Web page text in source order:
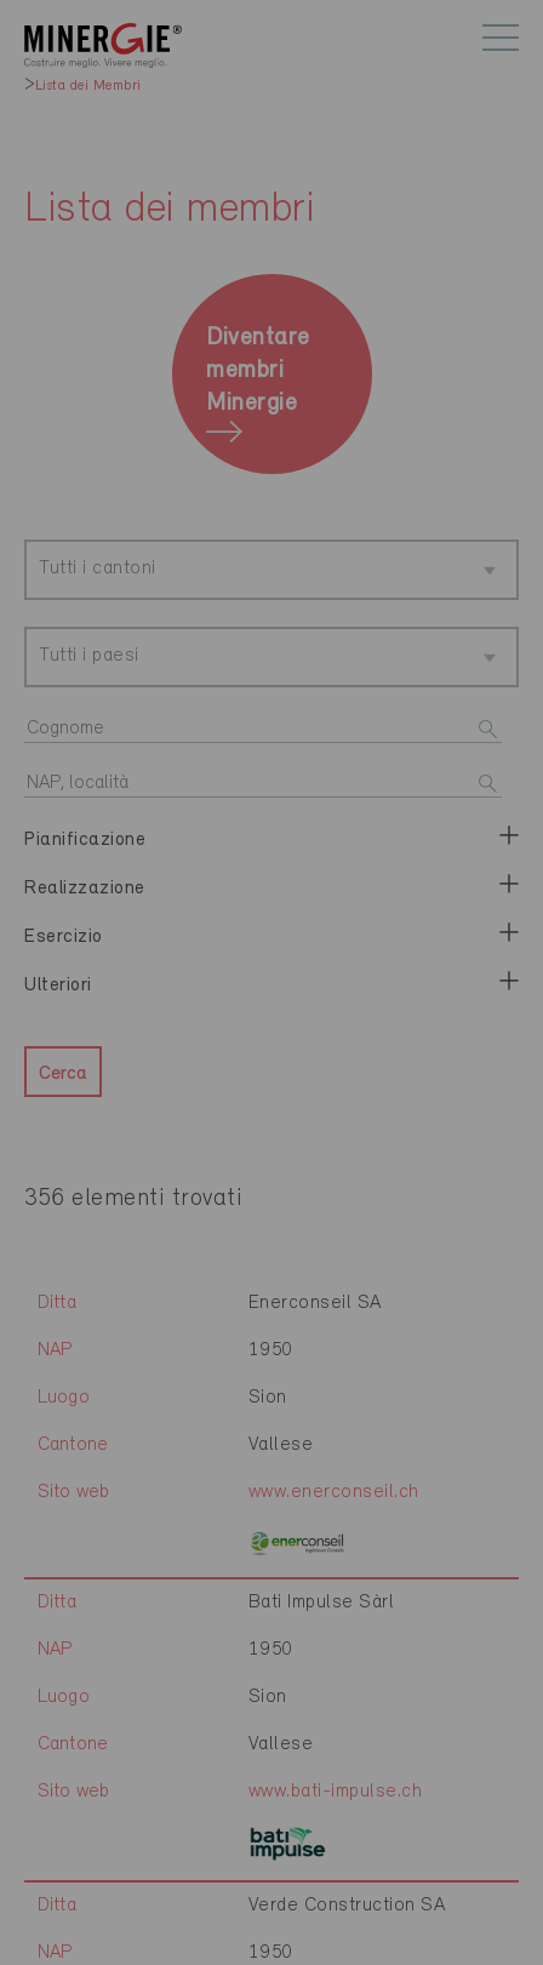
Lista dei Membri
Lista dei membri
Diventare
membri
Minergie
Tutti i cantoni
Tutti i paesi
Pianificazione
Realizzazione
Esercizio
Ulteriori
Cerca
356 elementi trovati
Ditta Enerconseil SA
NAP 1950
Luogo Sion
Cantone Vallese
Sito web www.enerconseil.ch
Ditta Bati Impulse Sàrl
NAP 1950
Luogo Sion
Cantone Vallese
Sito web www.bati-impulse.ch
Ditta Verde Construction SA
NAP 1950